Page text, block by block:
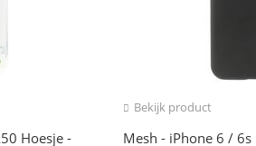
Hoesje -
Bekijk product
Mesh - iPhone 6 / 6s